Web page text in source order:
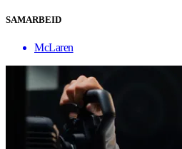
SAMARBEID
McLaren